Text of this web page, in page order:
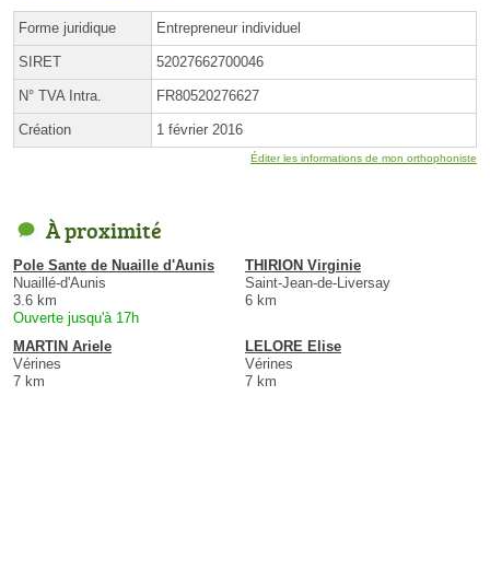
Forme juridique Entrepreneur individuel
SIRET 52027662700046
N° TVA Intra. FR80520276627
Création 1 février 2016
Éditer les informations de mon orthophoniste
À proximité
Pole Sante de Nuaille d'Aunis
Nuaillé-d'Aunis
3.6 km
Ouverte jusqu'à 17h
THIRION Virginie
Saint-Jean-de-Liversay
6 km
MARTIN Ariele
Vérines
7 km
LELORE Elise
Vérines
7 km